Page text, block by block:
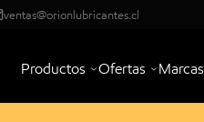
ventas@orionlubricantes.cl
Productos Ofertas Marcas